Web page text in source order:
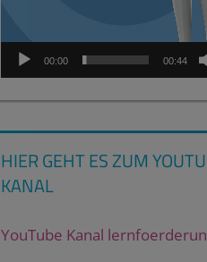
00:00 00:44
HIER GEHT ES ZUM
KANAL
YouTube Kanal